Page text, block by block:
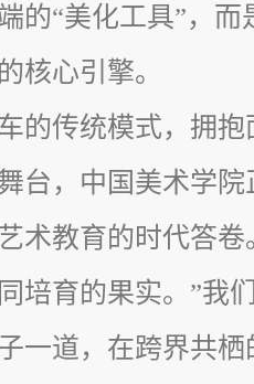
的“美化工具”，
核心引擎。
的传统模式，拥
台，中国美术学
术教育的时代答
培育的果实。”我
一道，在跨界共